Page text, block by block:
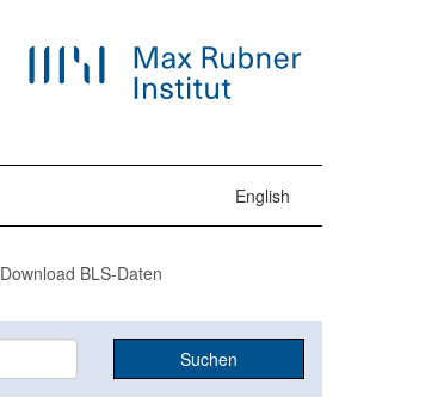
English
Download BLS-Daten
Suchen